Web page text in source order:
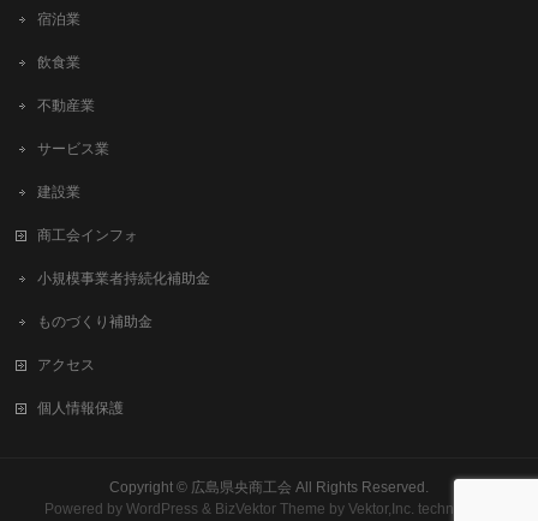
宿泊業
飲食業
不動産業
サービス業
建設業
商工会インフォ
小規模事業者持続化補助金
ものづくり補助金
アクセス
個人情報保護
Copyright © 広島県央商工会 All Rights Reserved.
Powered byWordPress & BizVektor Theme byVektor,Inc. technology.